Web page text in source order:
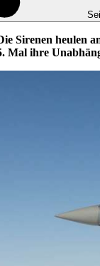
Sirenen heulen
Mal ihre